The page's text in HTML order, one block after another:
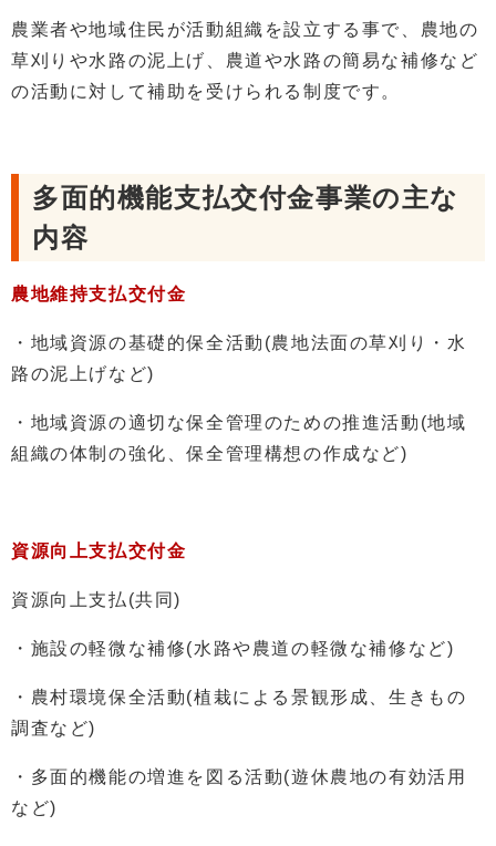
農業者や地域住民が活動組織を設立する事で、農地の
草刈りや水路の泥上げ、農道や水路の簡易な補修など
の活動に対して補助を受けられる制度です。
多面的機能支払交付金事業の主な
内容
農地維持支払交付金
・地域資源の基礎的保全活動(農地法面の草刈り・水
路の泥上げなど)
・地域資源の適切な保全管理のための推進活動(地域
組織の体制の強化、保全管理構想の作成など)
資源向上支払交付金
資源向上支払(共同)
・施設の軽微な補修(水路や農道の軽微な補修など)
・農村環境保全活動(植栽による景観形成、生きもの
調査など)
・多面的機能の増進を図る活動(遊休農地の有効活用
など)